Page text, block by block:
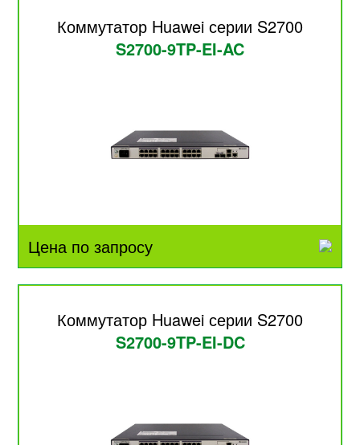
Коммутатор Huawei серии S2700
S2700-9TP-EI-AC
Цена по запросу
Коммутатор Huawei серии S2700
S2700-9TP-EI-DC